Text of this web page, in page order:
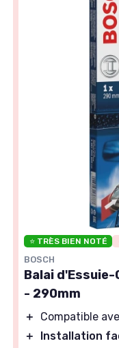
⭐ TRÈS BIEN NOTÉ
BOSCH
Balai
- 290mm
＋
Compatible
＋
Installation